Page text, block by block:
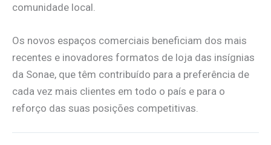
comunidade local.
Os novos espaços comerciais beneficiam dos mais
recentes e inovadores formatos de loja das insígnias
da Sonae, que têm contribuído para a preferência de
cada vez mais clientes em todo o país e para o
reforço das suas posições competitivas.